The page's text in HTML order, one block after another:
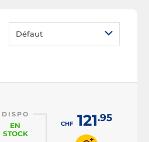
Ecran PC OLED
Écran PC 22 pouces
Défaut
DISPO
EN
STOCK
CHF121.95